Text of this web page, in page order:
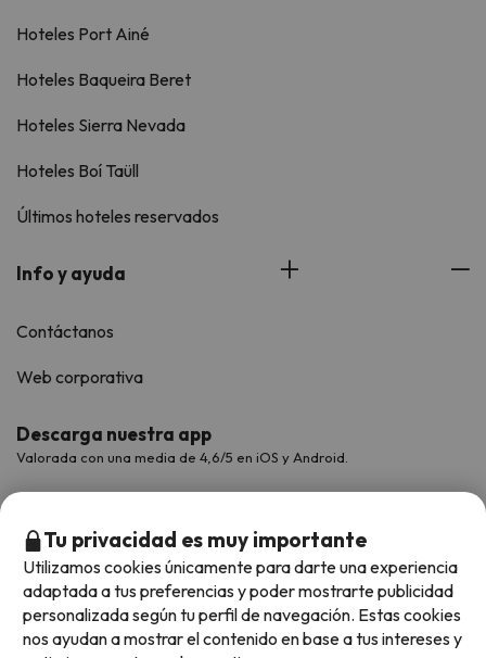
Hoteles Port Ainé
Hoteles Baqueira Beret
Hoteles Sierra Nevada
Hoteles Boí Taüll
Últimos hoteles reservados
Info y ayuda
Contáctanos
Web corporativa
Descarga nuestra app
Valorada con una media de 4,6/5 en iOS y Android.
Tu privacidad es muy importante
Utilizamos cookies únicamente para darte una experiencia
adaptada a tus preferencias y poder mostrarte publicidad
personalizada según tu perfil de navegación. Estas cookies
nos ayudan a mostrar el contenido en base a tus intereses y